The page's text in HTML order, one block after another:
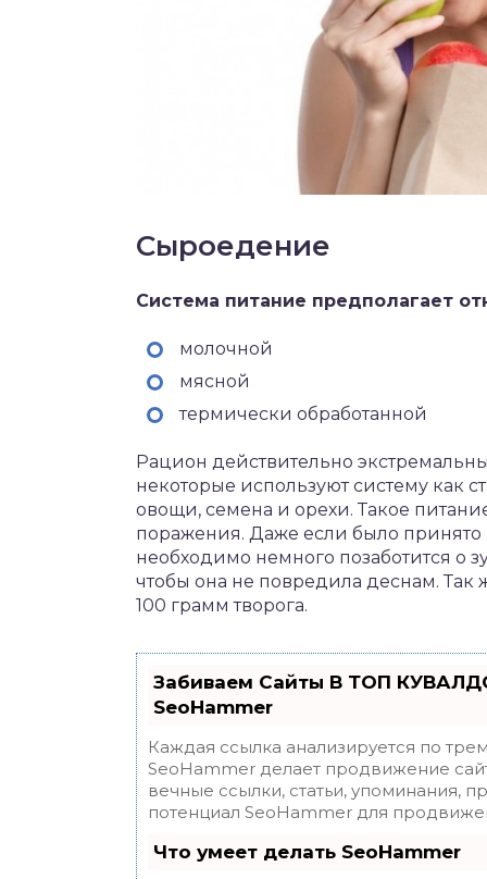
Сыроедение
Система питание предполагает
молочной
мясной
термически обработанной
Рацион действительно
некоторые используют систему как
овощи, семена и орехи. Такое
поражения. Даже если было
необходимо немного позаботится о
чтобы она не повредила деснам. Так
100 грамм творога.
Забиваем Сайты В ТОП
SeoHammer
Каждая ссылка анализируется по
SeoHammer делает продвижение
вечные ссылки, статьи, упоминания,
потенциал SeoHammer для
Что умеет делать SeoHammer